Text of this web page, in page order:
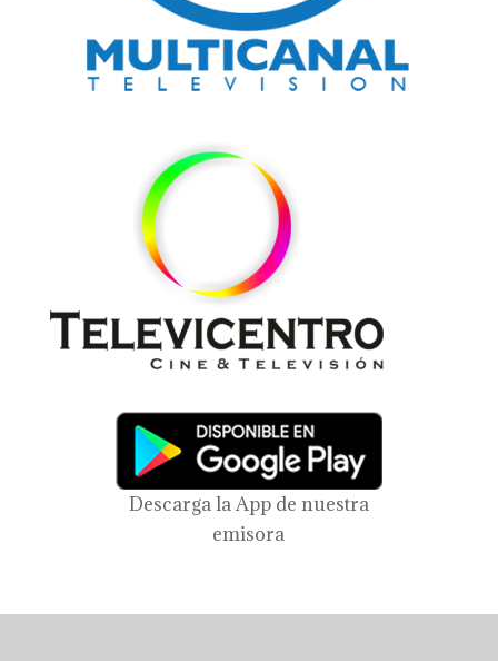
Descarga la App de nuestra
emisora